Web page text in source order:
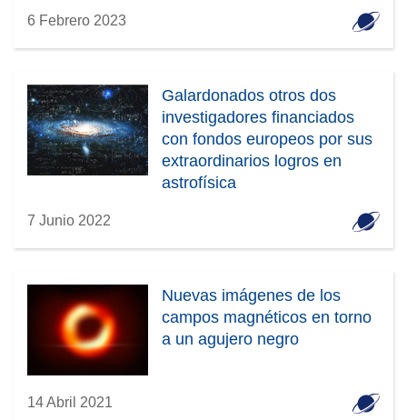
6 Febrero 2023
Galardonados otros dos
investigadores financiados
con fondos europeos por sus
extraordinarios logros en
astrofísica
7 Junio 2022
Nuevas imágenes de los
campos magnéticos en torno
a un agujero negro
14 Abril 2021